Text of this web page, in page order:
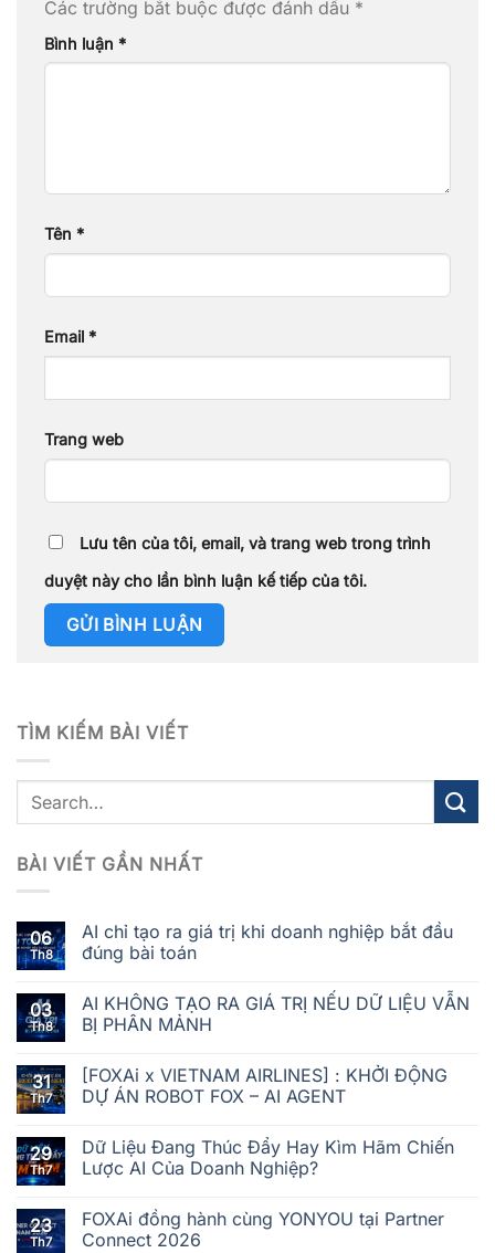
Các trường bắt buộc được đánh dấu *
Bình luận *
Tên *
Email *
Trang web
Lưu tên của tôi, email, và trang web trong trình
duyệt này cho lần bình luận kế tiếp của tôi.
TÌM KIẾM BÀI VIẾT
BÀI VIẾT GẦN NHẤT
06
Th8
AI chỉ tạo ra giá trị khi doanh nghiệp bắt đầu
đúng bài toán
03
Th8
AI KHÔNG TẠO RA GIÁ TRỊ NẾU DỮ LIỆU VẪN
BỊ PHÂN MẢNH
31
Th7
[FOXAi x VIETNAM AIRLINES] : KHỞI ĐỘNG
DỰ ÁN ROBOT FOX – AI AGENT
29
Th7
Dữ Liệu Đang Thúc Đẩy Hay Kìm Hãm Chiến
Lược AI Của Doanh Nghiệp?
23
Th7
FOXAi đồng hành cùng YONYOU tại Partner
Connect 2026